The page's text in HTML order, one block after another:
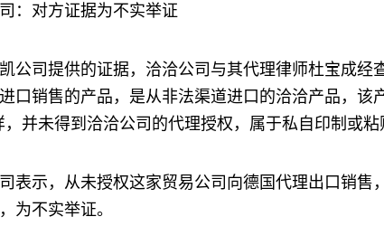
对方证据为不实举证
司提供的证据，洽洽公司与其代理律师杜宝成经
口销售的产品，是从非法渠道进口的洽洽产品，该
，并未得到洽洽公司的代理授权，属于私自印制或粘
示，从未授权这家贸易公司向德国代理出口销售
为不实举证。